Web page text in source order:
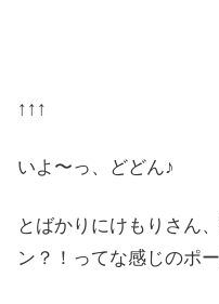
↑↑↑
いよ〜っ、どどん♪
とばかりにけもりさん
ン？！ってな感じのポ